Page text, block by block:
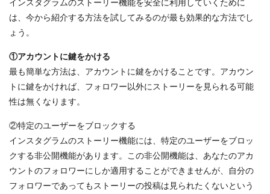
は、今から紹介する方法を試してみるのが最も効果的な方法でし
ょう。
①アカウントに鍵をかける
最も簡単な方法は、アカウントに鍵をかけることです。アカウン
トに鍵をかければ、フォロワー以外にストーリーを見られる可能
性は無くなります。
②特定のユーザーをブロックする
インスタグラムのストーリー機能には、特定のユーザーをブロッ
クする非公開機能があります。この非公開機能は、あなたのアカ
ウントのフォロワーにしか適用することができませんが、自分の
フォロワーであってもストーリーの投稿は見られたくないという